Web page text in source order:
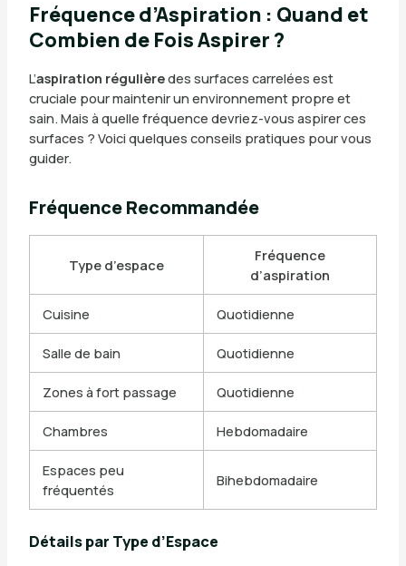
Fréquence d’Aspiration : Quand et
Combien de Fois Aspirer ?
L’aspiration régulièredes surfaces carrelées est
cruciale pour maintenir un environnement propre et
sain. Mais à quelle fréquence devriez-vous aspirer ces
surfaces ? Voici quelques conseils pratiques pour vous
guider.
Fréquence Recommandée
Type d’espace
Fréquence
d’aspiration
Cuisine Quotidienne
Salle de bain Quotidienne
Zones à fort passage Quotidienne
Chambres Hebdomadaire
Espaces peu
fréquentés
Bihebdomadaire
Détails par Type d’Espace